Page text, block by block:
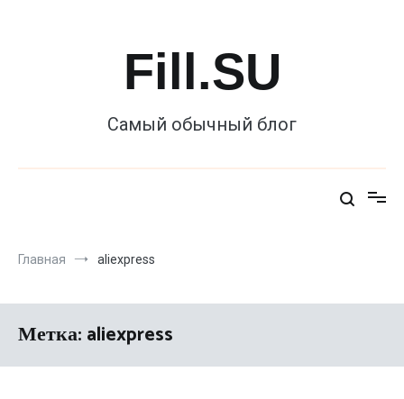
Fill.SU
Самый обычный блог
Главная aliexpress
Метка:aliexpress